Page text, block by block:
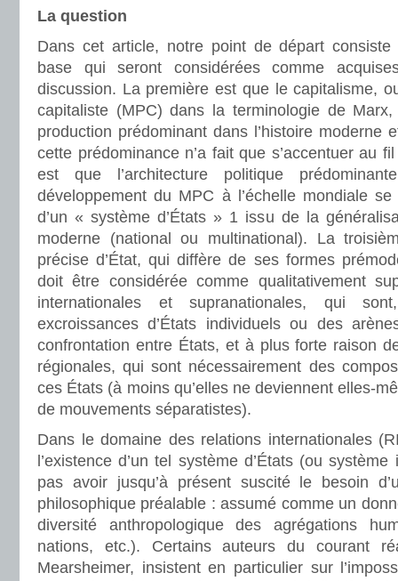
La question
Dans cet article, notre point de départ
base qui seront considérées comme
discussion. La première est que le capitalisme,
capitaliste (MPC) dans la terminologie de
production prédominant dans l’histoire moderne
cette prédominance n’a fait que s’accentuer au
est que l’architecture politique
développement du MPC à l’échelle mondiale
d’un « système d’États » 1 issu de la
moderne (national ou multinational). La
précise d’État, qui diffère de ses formes
doit être considérée comme qualitativement
internationales et supranationales, qui
excroissances d’États individuels ou des
confrontation entre États, et à plus forte raison
régionales, qui sont nécessairement des
ces États (à moins qu’elles ne deviennent elles-
de mouvements séparatistes).
Dans le domaine des relations internationales
l’existence d’un tel système d’États (ou
pas avoir jusqu’à présent suscité le besoin
philosophique préalable : assumé comme un
diversité anthropologique des agrégations
nations, etc.). Certains auteurs du courant
Mearsheimer, insistent en particulier sur